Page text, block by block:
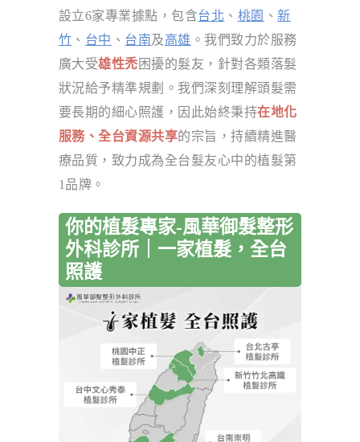
設立6家專業據點，包含台北 、 桃園 、新
竹 、 台中 、 台南及高雄 。我們致力於服務
廣大受雄性禿 困擾的髮友，針對各類落髮
狀況給予精準規劃。我們深刻理解頭髮需
要長期的細心照護，因此始終秉持在地化
服務、全台資源共享的宗旨，持續精進醫
療品質，致力成為全台髮友心中的植髮第
1品牌。
你的植髮專家-風華御髮整形
外科診所｜一家植髮，全台
照護